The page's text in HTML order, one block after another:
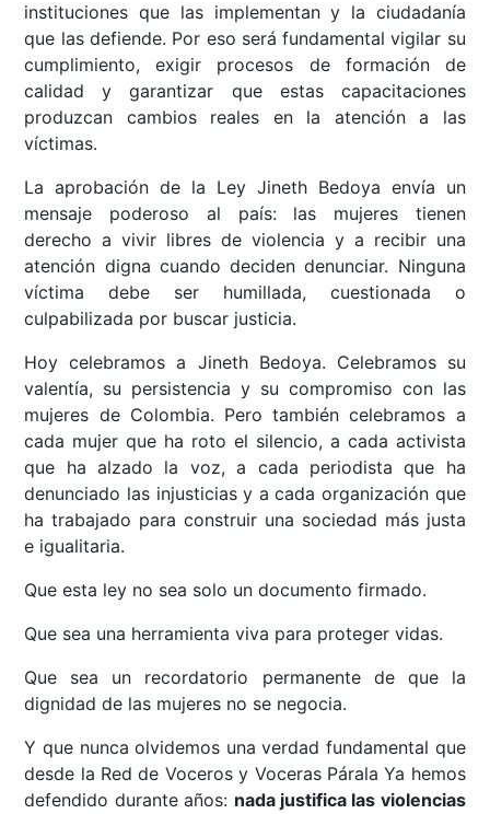
instituciones que las implementan y la ciudadanía
que las defiende. Por eso será fundamental vigilar su
cumplimiento, exigir procesos de formación de
calidad y garantizar que estas capacitaciones
produzcan cambios reales en la atención a las
víctimas.
La aprobación de la Ley Jineth Bedoya envía un
mensaje poderoso al país: las mujeres tienen
derecho a vivir libres de violencia y a recibir una
atención digna cuando deciden denunciar. Ninguna
víctima debe ser humillada, cuestionada o
culpabilizada por buscar justicia.
Hoy celebramos a Jineth Bedoya. Celebramos su
valentía, su persistencia y su compromiso con las
mujeres de Colombia. Pero también celebramos a
cada mujer que ha roto el silencio, a cada activista
que ha alzado la voz, a cada periodista que ha
denunciado las injusticias y a cada organización que
ha trabajado para construir una sociedad más justa
e igualitaria.
Que esta ley no sea solo un documento firmado.
Que sea una herramienta viva para proteger vidas.
Que sea un recordatorio permanente de que la
dignidad de las mujeres no se negocia.
Y que nunca olvidemos una verdad fundamental que
desde la Red de Voceros y Voceras Párala Ya hemos
defendido durante años: nada justifica las violencias